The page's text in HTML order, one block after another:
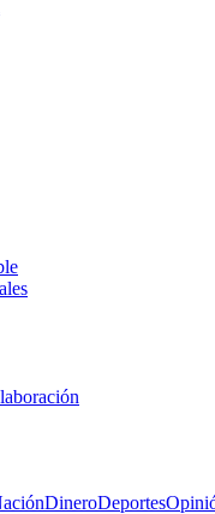
DineroDeportes